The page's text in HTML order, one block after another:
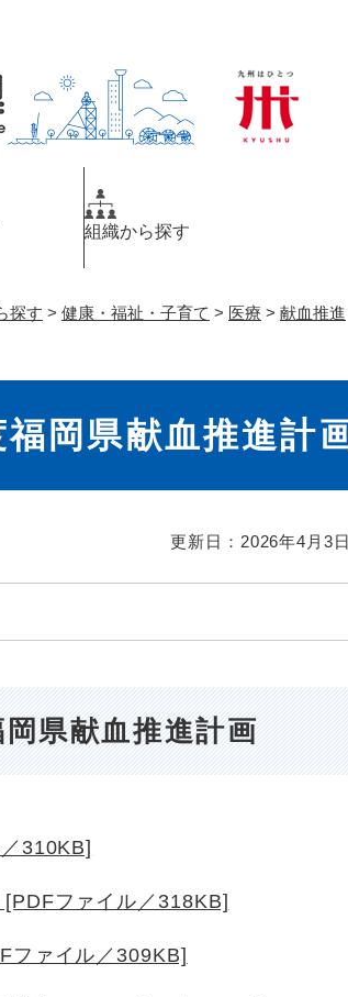
組織から探す
探す > 健康・福祉・子育て > 医療 > 献血推進
岡県献血推進計
更新日：2026年4月3
県献血推進計画
310KB]
ファイル／318KB]
ァイル／309KB]